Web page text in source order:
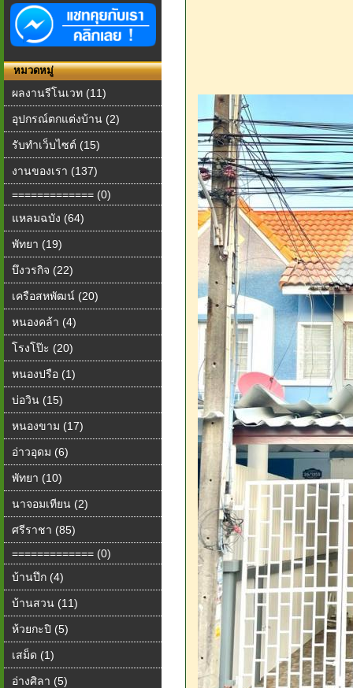
หมวดหมู่
ผลงานรีโนเวท (11)
อุปกรณ์ตกแต่งบ้าน (2)
รับทำเว็บไซต์ (15)
งานของเรา (137)
============= (0)
แหลมฉบัง (64)
พัทยา (19)
บึงวรกิจ (22)
เครือสหพัฒน์ (20)
หนองคล้า (4)
โรงโป๊ะ (20)
หนองปรือ (1)
บ่อวิน (15)
หนองขาม (17)
อ่าวอุดม (6)
พัทยา (10)
นาจอมเทียน (2)
ศรีราชา (85)
============= (0)
บ้านปึก (4)
บ้านสวน (11)
ห้วยกะปิ (5)
เสม็ด (1)
อ่างศิลา (5)